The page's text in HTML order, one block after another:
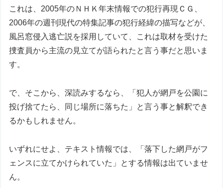
これは、2005年のＮＨＫ年末情報での犯行再現ＣＧ、
2006年の週刊現代の特集記事の犯行経緯の描写などが、
風呂窓侵入逃亡説を採用していて、これは取材を受けた
捜査員から主流の見立てが語られたと言う事だと思いま
す。
で、そこから、深読みするなら、「犯人が網戸を公園に
投げ捨てたら、同じ場所に落ちた」と言う事と解釈でき
るかもしれません。
いずれにせよ、テキスト情報では、「落下した網戸がフ
ェンスに立てかけられていた」とする情報は出ていませ
ん。